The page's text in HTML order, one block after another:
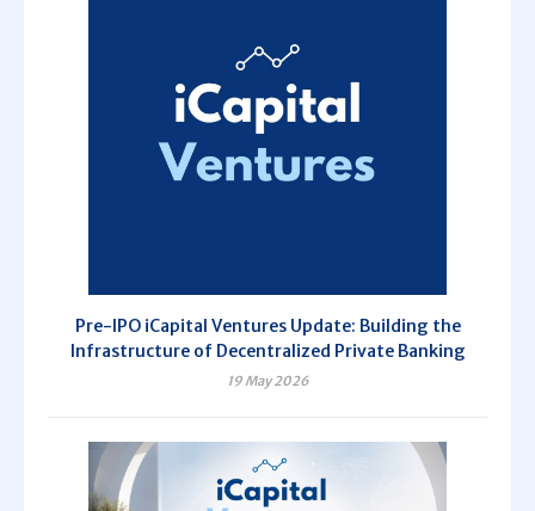
Pre-IPO iCapital Ventures Update: Building the
Infrastructure of Decentralized Private Banking
19 May 2026